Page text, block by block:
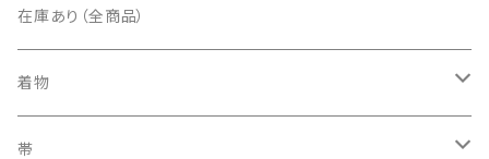
在庫あり（全商品）
着物
訪問着・付下げ
帯